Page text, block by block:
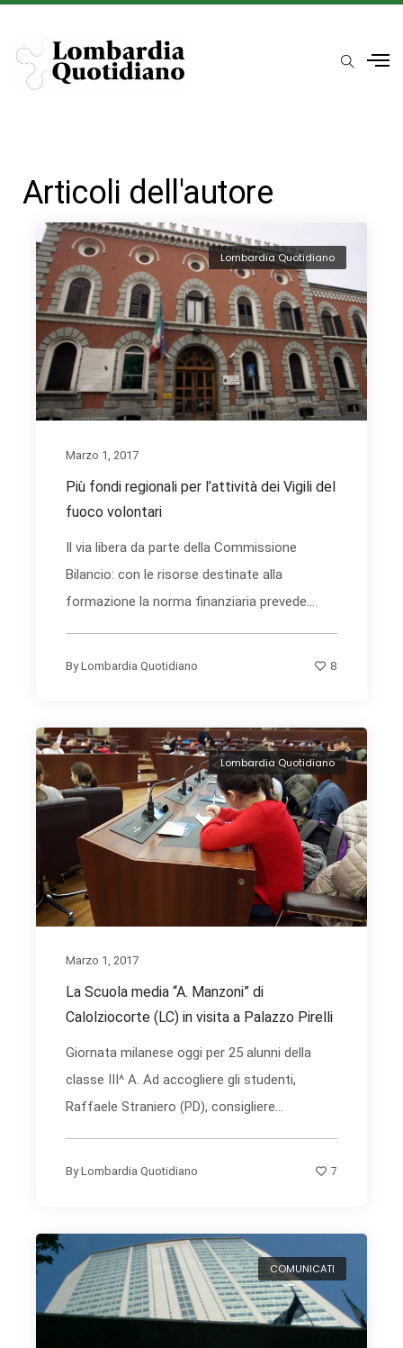
Articoli dell'autore
Lombardia Quotidiano
Marzo 1, 2017
Più fondi regionali per l’attività dei Vigili del
fuoco volontari
Il via libera da parte della Commissione
Bilancio: con le risorse destinate alla
formazione la norma finanziaria prevede...
ByLombardia Quotidiano 8
Lombardia Quotidiano
Marzo 1, 2017
La Scuola media “A. Manzoni” di
Calolziocorte (LC) in visita a Palazzo Pirelli
Giornata milanese oggi per 25 alunni della
classe III^ A. Ad accogliere gli studenti,
Raffaele Straniero (PD), consigliere...
ByLombardia Quotidiano 7
COMUNICATI